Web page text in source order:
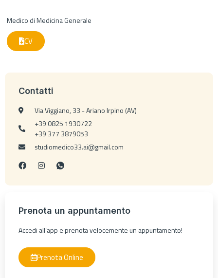
Medico di Medicina Generale
CV
Contatti
Via Viggiano, 33 - Ariano Irpino (AV)
+39 0825 1930722
+39 377 3879053
studiomedico33.ai@gmail.com
Prenota un appuntamento
Accedi all’app e prenota velocemente un appuntamento!
Prenota Online